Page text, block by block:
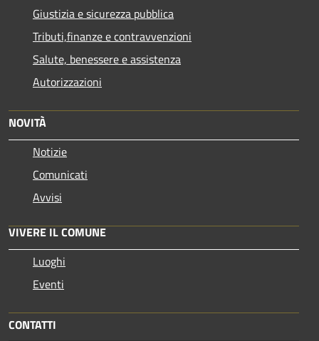
Giustizia e sicurezza pubblica
Tributi,finanze e contravvenzioni
Salute, benessere e assistenza
Autorizzazioni
NOVITÀ
Notizie
Comunicati
Avvisi
VIVERE IL COMUNE
Luoghi
Eventi
CONTATTI